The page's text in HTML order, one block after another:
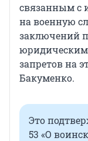
связанным с
на военную
заключений
запретов на
Бакуменко.
Это
53 «О